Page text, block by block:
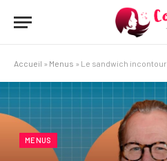
Accueil » Menus » Le sandwich
MENUS